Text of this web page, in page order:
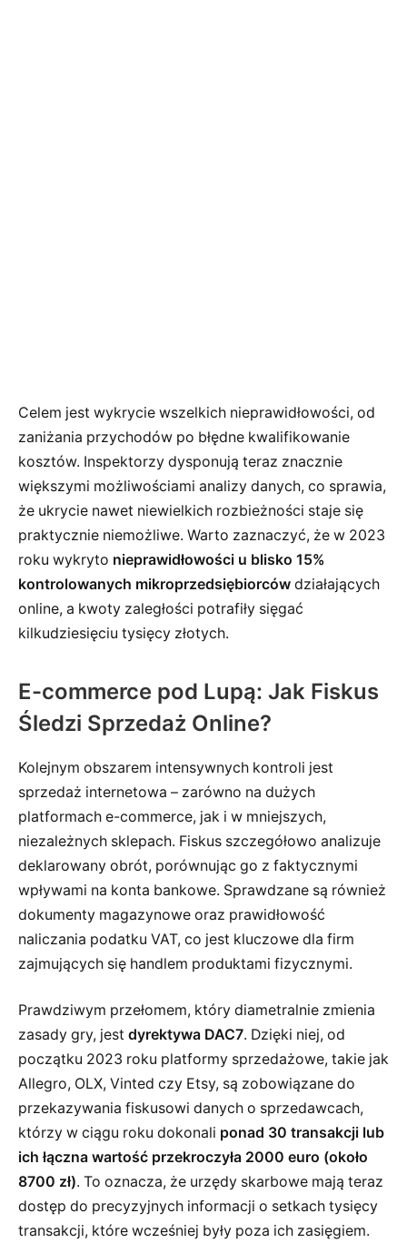
Celem jest wykrycie wszelkich nieprawidłowości, od
zaniżania przychodów po błędne kwalifikowanie
kosztów. Inspektorzy dysponują teraz znacznie
większymi możliwościami analizy danych, co sprawia,
że ukrycie nawet niewielkich rozbieżności staje się
praktycznie niemożliwe. Warto zaznaczyć, że w 2023
roku wykryto nieprawidłowości u blisko 15%
kontrolowanych mikroprzedsiębiorców działających
online, a kwoty zaległości potrafiły sięgać
kilkudziesięciu tysięcy złotych.
E-commerce pod Lupą: Jak Fiskus
Śledzi Sprzedaż Online?
Kolejnym obszarem intensywnych kontroli jest
sprzedaż internetowa – zarówno na dużych
platformach e-commerce, jak i w mniejszych,
niezależnych sklepach. Fiskus szczegółowo analizuje
deklarowany obrót, porównując go z faktycznymi
wpływami na konta bankowe. Sprawdzane są również
dokumenty magazynowe oraz prawidłowość
naliczania podatku VAT, co jest kluczowe dla firm
zajmujących się handlem produktami fizycznymi.
Prawdziwym przełomem, który diametralnie zmienia
zasady gry, jest dyrektywa DAC7. Dzięki niej, od
początku 2023 roku platformy sprzedażowe, takie jak
Allegro, OLX, Vinted czy Etsy, są zobowiązane do
przekazywania fiskusowi danych o sprzedawcach,
którzy w ciągu roku dokonali ponad 30 transakcji lub
ich łączna wartość przekroczyła 2000 euro (około
8700 zł). To oznacza, że urzędy skarbowe mają teraz
dostęp do precyzyjnych informacji o setkach tysięcy
transakcji, które wcześniej były poza ich zasięgiem.